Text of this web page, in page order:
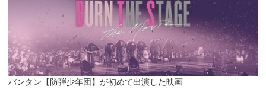
バンタン【防弾少年団】が初めて出演した映画